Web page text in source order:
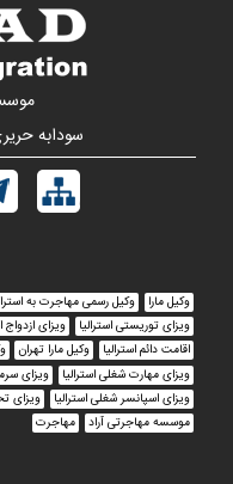
سودابه
وکیل مارا وکیل رسمی مهاجرت به
ویزای توریستی استرالیا
ویزای ازدواج
اقامت دائم استرالیا
وکیل مارا تهران
ویزای مهارت شغلی استرالیا
ویزای
ویزای اسپانسر شغلی استرالیا
ویزای
موسسه مهاجرتی آراد
مهاجرت